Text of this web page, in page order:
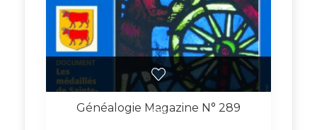
Généalogie Magazine N° 289